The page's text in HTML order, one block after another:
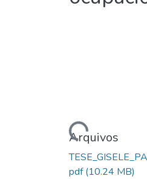
Carregando...
Arquivos
pdf(10.24 MB)